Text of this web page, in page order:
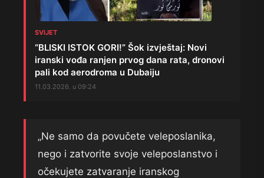
SVIJET
“BLISKI ISTOK GORI!” Šok izvještaj: Novi
iranski vođa ranjen prvog dana rata, dronovi
pali kod aerodroma u Dubaiju
11.03.2026. u 09:24
„Ne samo da povučete veleposlanika,
nego i zatvorite svoje veleposlanstvo i
očekujete zatvaranje iranskog